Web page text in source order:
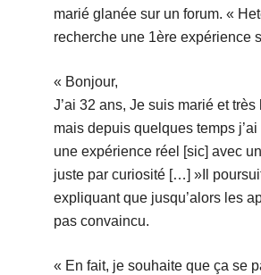
marié glanée sur un forum. «
recherche une 1ère expérience
« Bonjour,
J’ai 32 ans, Je suis marié et très
mais depuis quelques temps
une expérience réel [sic] avec
juste par curiosité […] »Il
expliquant que jusqu’alors les
pas convaincu.
« En fait, je souhaite que ça se